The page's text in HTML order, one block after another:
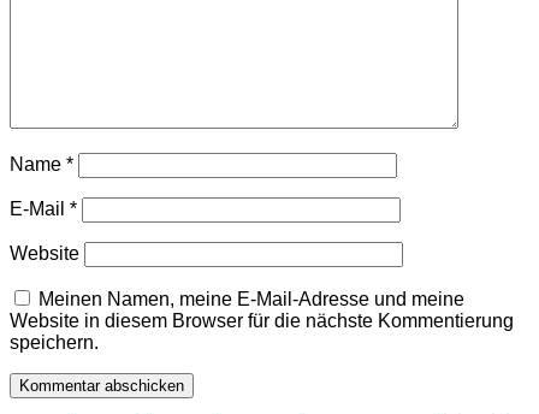
Name *
E-Mail *
Website
Meinen Namen, meine E-Mail-Adresse und meine
Website in diesem Browser für die nächste Kommentierung
speichern.